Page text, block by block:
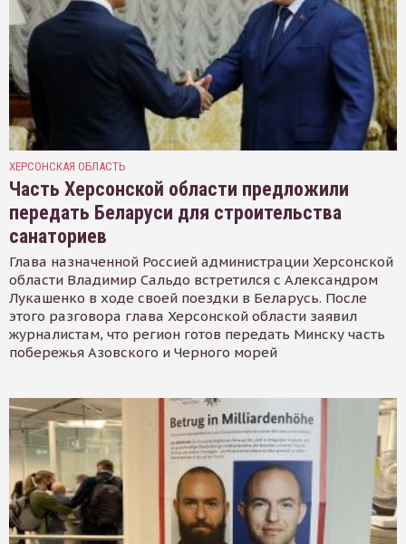
ХЕРСОНСКАЯ ОБЛАСТЬ
Часть Херсонской области предложили
передать Беларуси для строительства
санаториев
Глава назначенной Россией администрации Херсонской
области Владимир Сальдо встретился с Александром
Лукашенко в ходе своей поездки в Беларусь. После
этого разговора глава Херсонской области заявил
журналистам, что регион готов передать Минску часть
побережья Азовского и Черного морей